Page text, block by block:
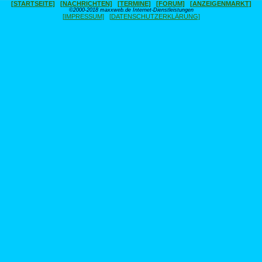
[STARTSEITE] [NACHRICHTEN] [TERMINE] [FORUM] [ANZEIGENMARKT]
©2000-2018 maxxweb.de Internet-Dienstleistungen
[IMPRESSUM] [DATENSCHUTZERKLÄRUNG]